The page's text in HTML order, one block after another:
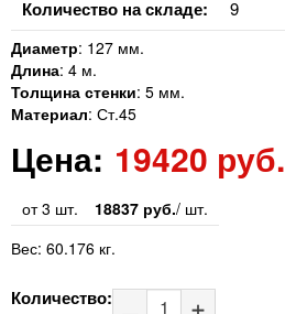
Количество на складе: 9
Диаметр: 127 мм.
Длина: 4 м.
Толщина стенки: 5 мм.
Материал: Ст.45
Цена: 19420 руб.
от 3 шт. 18837 руб./ шт.
Вес: 60.176 кг.
Количество: